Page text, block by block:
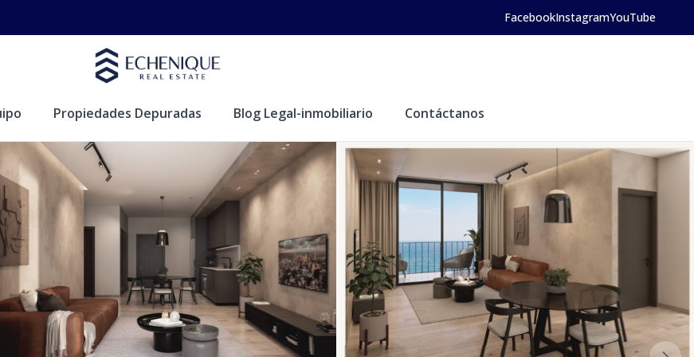
FacebookInstagramYouTube
Propiedades Depuradas Blog Legal-inmobiliario Contáctanos